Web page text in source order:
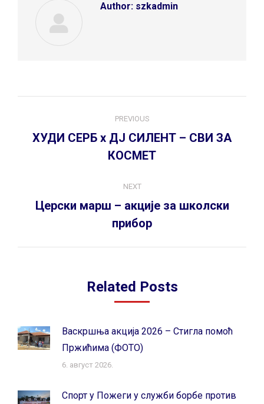
Author: szkadmin
navigation
PREVIOUS
Previous
post:
ХУДИ СЕРБ x ДЈ СИЛЕНТ – СВИ ЗА
КОСМЕТ
NEXT
Next
post:
Церски марш – акције за школски
прибор
Related Posts
Васкршња акција 2026 – Стигла помоћ
Пржићима (ФОТО)
6. август 2026.
Спорт у Пожеги у служби борбе против